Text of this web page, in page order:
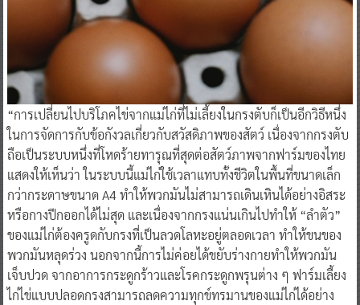
“การเปลี่ยนไปบริโภคไข่จากแม่ไก่ที่ไม่เลี้ยงในกรงตับก็เป็นอีกวิธีหนึ่ง
ในการจัดการกับข้อกังวลเกี่ยวกับสวัสดิภาพของสัตว์ เนื่องจากกรงตับ
ถือเป็นระบบหนึ่งที่โหดร้ายทารุณที่สุดต่อสัตว์ภาพจากฟาร์มของไทย
แสดงให้เห็นว่า ในระบบนี้แม่ไก่ใช้เวลาแทบทั้งชีวิตในพื้นที่ขนาดเล็ก
กว่ากระดาษขนาด A4 ทำให้พวกมันไม่สามารถเดินเหินได้อย่างอิสระ
หรือกางปีกออกได้ไม่สุด และเนื่องจากกรงแน่นเกินไปทำให้ “ลำตัว”
ของแม่ไก่ต้องครูดกับกรงที่เป็นลวดโลหะอยู่ตลอดเวลา ทำให้ขนของ
พวกมันหลุดร่วง นอกจากนี้การไม่ค่อยได้ขยับร่างกายทำให้พวกมัน
เจ็บปวด จากอาการกระดูกร้าวและโรคกระดูกพรุนต่าง ๆ ฟาร์มเลี้ยง
ไก่ไข่แบบปลอดกรงสามารถลดความทุกข์ทรมานของแม่ไก่ได้อย่าง